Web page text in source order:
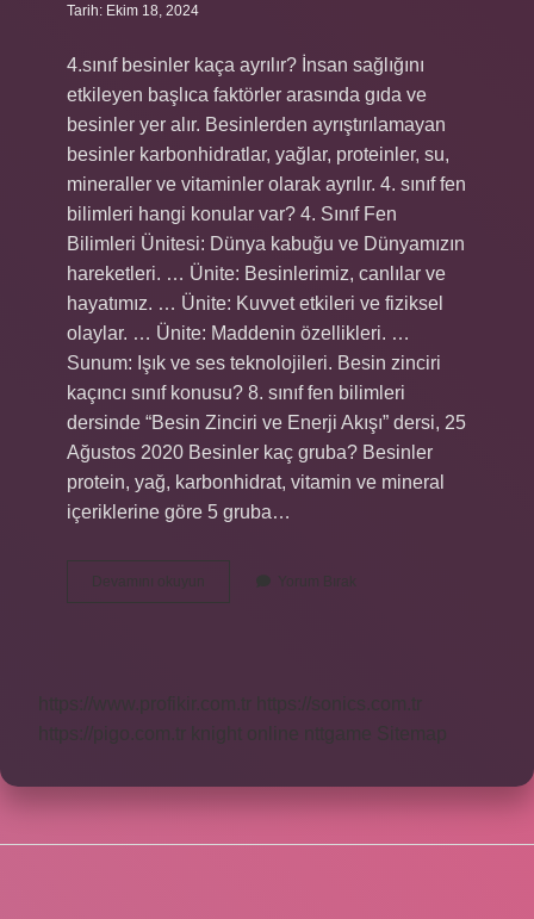
Tarih: Ekim 18, 2024
4.sınıf besinler kaça ayrılır? İnsan sağlığını
etkileyen başlıca faktörler arasında gıda ve
besinler yer alır. Besinlerden ayrıştırılamayan
besinler karbonhidratlar, yağlar, proteinler, su,
mineraller ve vitaminler olarak ayrılır. 4. sınıf fen
bilimleri hangi konular var? 4. Sınıf Fen
Bilimleri Ünitesi: Dünya kabuğu ve Dünyamızın
hareketleri. … Ünite: Besinlerimiz, canlılar ve
hayatımız. … Ünite: Kuvvet etkileri ve fiziksel
olaylar. … Ünite: Maddenin özellikleri. …
Sunum: Işık ve ses teknolojileri. Besin zinciri
kaçıncı sınıf konusu? 8. sınıf fen bilimleri
dersinde “Besin Zinciri ve Enerji Akışı” dersi, 25
Ağustos 2020 Besinler kaç gruba? Besinler
protein, yağ, karbonhidrat, vitamin ve mineral
içeriklerine göre 5 gruba…
Devamını okuyun
Sınıf
Yorum Bırak
https://www.profikir.com.tr
https://sonics.com.tr
https://pigo.com.tr
knight online nttgame Sitemap